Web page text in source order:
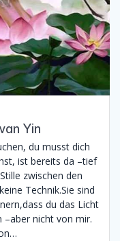
Yin
du musst dich
ist bereits da –tief
zwischen den
Technik.Sie sind
du das Licht
–aber nicht von mir.